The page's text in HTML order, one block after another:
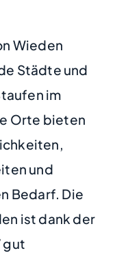
Wieden
Städte und
im
Orte bieten
und
Bedarf. Die
ist dank der
gut